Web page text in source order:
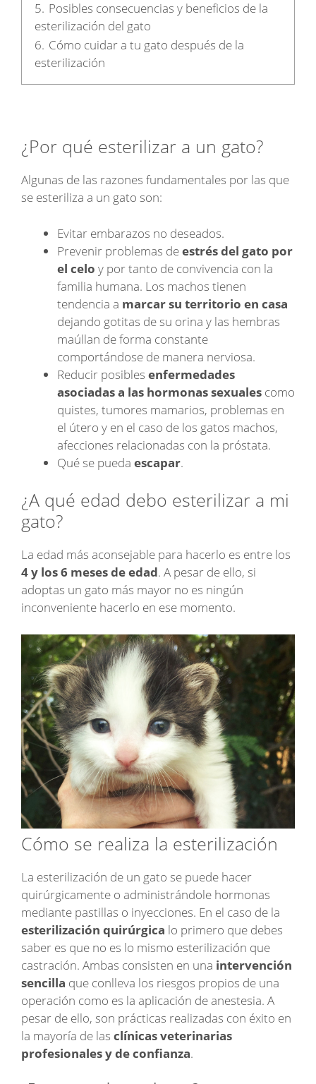
5. Posibles consecuencias y beneficios de la
esterilización del gato
6. Cómo cuidar a tu gato después de la
esterilización
¿Por qué esterilizar a un gato?
Algunas de las razones fundamentales por las que
se esteriliza a un gato son:
Evitar embarazos no deseados.
Prevenir problemas deestrés del gato por
el celo y por tanto de convivencia con la
familia humana. Los machos tienen
tendencia a marcar su territorio en casa
dejando gotitas de su orina y las hembras
maúllan de forma constante
comportándose de manera nerviosa.
Reducir posibles enfermedades
asociadas a las hormonas sexuales como
quistes, tumores mamarios, problemas en
el útero y en el caso de los gatos machos,
afecciones relacionadas con la próstata.
Qué se pueda escapar.
¿A qué edad debo esterilizar a mi
gato?
La edad más aconsejable para hacerlo es entre los
4 y los 6 meses de edad. A pesar de ello, si
adoptas un gato más mayor no es ningún
inconveniente hacerlo en ese momento.
Cómo se realiza la esterilización
La esterilización de un gato se puede hacer
quirúrgicamente o administrándole hormonas
mediante pastillas o inyecciones. En el caso de la
esterilización quirúrgica lo primero que debes
saber es que no es lo mismo esterilización que
castración. Ambas consisten en una intervención
sencilla que conlleva los riesgos propios de una
operación como es la aplicación de anestesia. A
pesar de ello, son prácticas realizadas con éxito en
la mayoría de las clínicas veterinarias
profesionales y de confianza.